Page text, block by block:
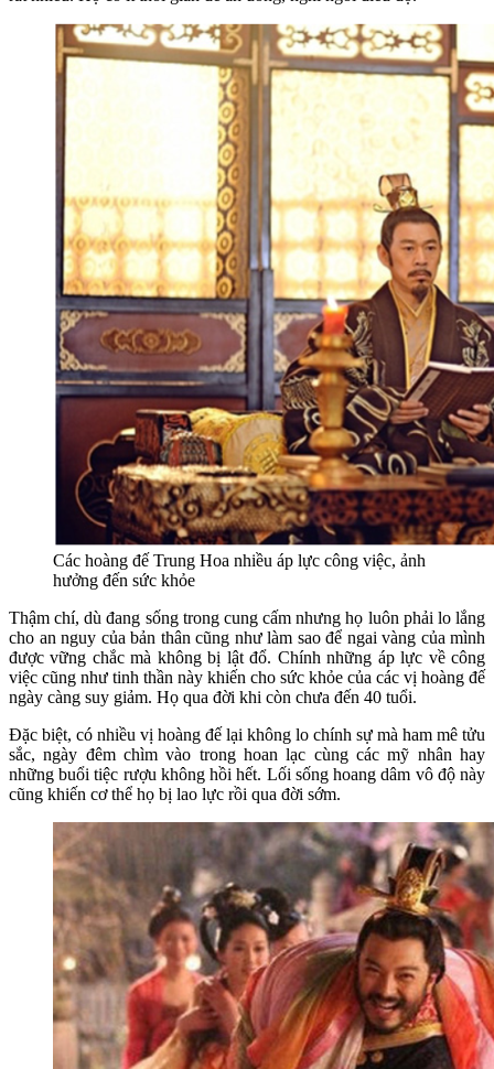
Các hoàng đế Trung Hoa nhiều áp lực công việc, ảnh
hưởng đến sức khỏe
Thậm chí, dù đang sống trong cung cấm nhưng họ luôn phải lo lắng
cho an nguy của bản thân cũng như làm sao để ngai vàng của mình
được vững chắc mà không bị lật đổ. Chính những áp lực về công
việc cũng như tinh thần này khiến cho sức khỏe của các vị hoàng đế
ngày càng suy giảm. Họ qua đời khi còn chưa đến 40 tuổi.
Đặc biệt, có nhiều vị hoàng đế lại không lo chính sự mà ham mê tửu
sắc, ngày đêm chìm vào trong hoan lạc cùng các mỹ nhân hay
những buổi tiệc rượu không hồi hết. Lối sống hoang dâm vô độ này
cũng khiến cơ thể họ bị lao lực rồi qua đời sớm.